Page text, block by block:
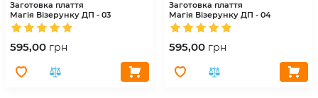
Заготовка плаття
Магія Візерунку ДП - 03
595,00 грн
Заготовка плаття
Магія Візерунку ДП - 04
595,00 грн